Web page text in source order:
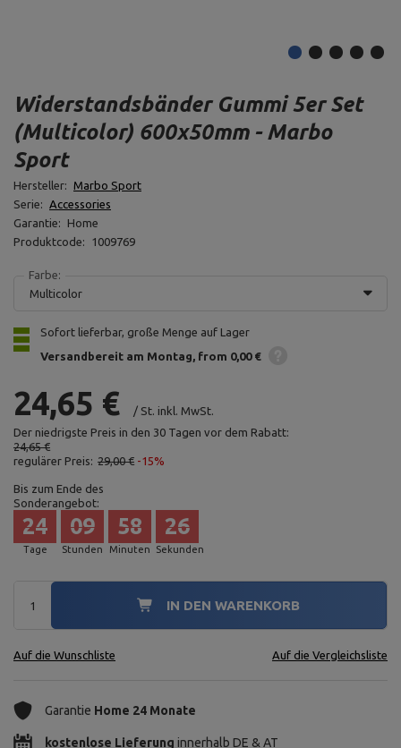
Widerstandsbänder Gummi 5er Set
(Multicolor) 600x50mm - Marbo
Sport
Hersteller: Marbo Sport
Serie: Accessories
Garantie:
Home
Produktcode:
1009769
Farbe:
Multicolor
Sofort lieferbar, große Menge auf Lager
Versandbereit am Montag from 0,00 €
24,65 € / St. inkl. MwSt.
Der niedrigste Preis in den 30 Tagen vor dem Rabatt:
24,65 €
regulärer Preis: 29,00 € -15%
Bis zum Ende des
Sonderangebot:
Tage
24
Stunden
09
Minuten
58
Sekunden
24
IN DEN WARENKORB
Auf die Wunschliste Auf die Vergleichsliste
Garantie Home 24 Monate
kostenlose Lieferung innerhalb DE & AT